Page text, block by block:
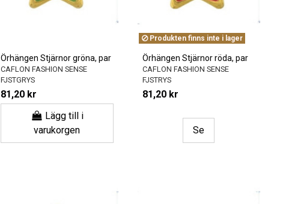
Örhängen Stjärnor gröna, par
CAFLON FASHION SENSE
FJSTGRYS
81,20 kr
Lägg till i
varukorgen
Produkten finns inte i lager
Örhängen Stjärnor röda, par
CAFLON FASHION SENSE
FJSTRYS
81,20 kr
Se